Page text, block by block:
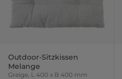
Outdoor-Sitzkissen
Melange
Greige, L 400 x B 400 mm